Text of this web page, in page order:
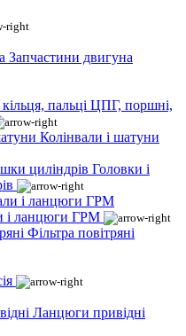
Запчастини двигуна
ЦПГ, поршні,
Колінвали і шатуни
Головки і
і ланцюги ГРМ
Фільтра повітряні
Ланцюги привідні